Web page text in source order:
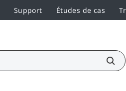
Support Études de cas